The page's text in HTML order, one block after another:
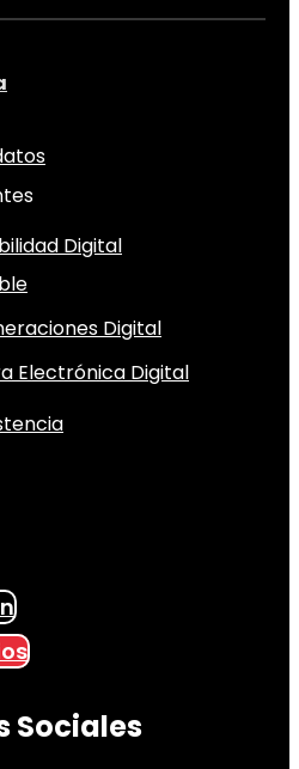
Digital
Digital
Electrónica Digital
Sociales